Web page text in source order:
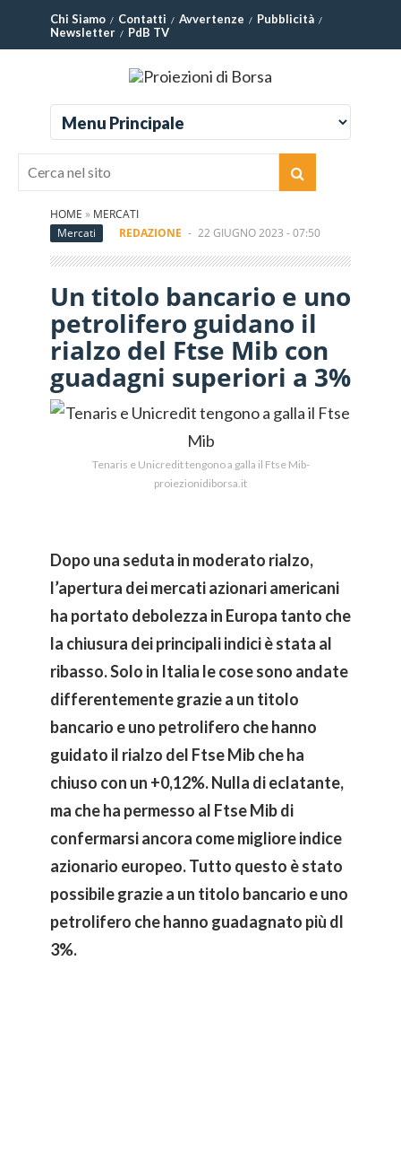
Chi Siamo Contatti Avvertenze
Pubblicità
Newsletter
PdB TV
HOME » MERCATI
Mercati
REDAZIONE - 22 GIUGNO 2023 - 07:50
Un titolo bancario e uno
petrolifero guidano il
rialzo del Ftse Mib con
guadagni superiori a 3%
Tenaris e Unicredit tengono a galla il Ftse Mib-
proiezionidiborsa.it
Dopo una seduta in moderato rialzo,
l’apertura dei mercati azionari americani
ha portato debolezza in Europa tanto che
la chiusura dei principali indici è stata al
ribasso. Solo in Italia le cose sono andate
differentemente grazie a un titolo
bancario e uno petrolifero che hanno
guidato il rialzo del Ftse Mib che ha
chiuso con un +0,12%. Nulla di eclatante,
ma che ha permesso al Ftse Mib di
confermarsi ancora come migliore indice
azionario europeo. Tutto questo è stato
possibile grazie a un titolo bancario e uno
petrolifero che hanno guadagnato più dl
3%.